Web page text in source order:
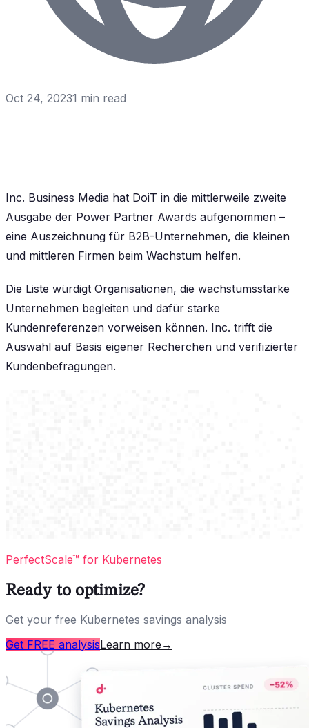
Oct 24, 20231 min read
Inc. Business Media hat DoiT in die mittlerweile zweite
Ausgabe der Power Partner Awards aufgenommen –
eine Auszeichnung für B2B-Unternehmen, die kleinen
und mittleren Firmen beim Wachstum helfen.
Die Liste würdigt Organisationen, die wachstumsstarke
Unternehmen begleiten und dafür starke
Kundenreferenzen vorweisen können. Inc. trifft die
Auswahl auf Basis eigener Recherchen und verifizierter
Kundenbefragungen.
PerfectScale™ for Kubernetes
Ready to optimize?
Get your free Kubernetes savings analysis
Get FREE analysisLearn more →